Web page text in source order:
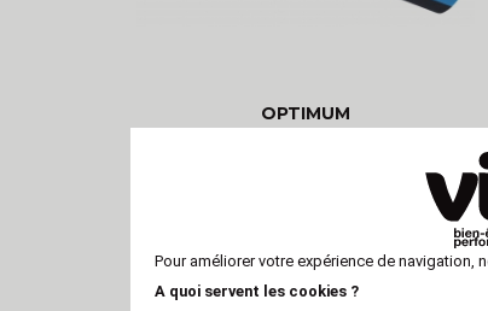
OPTIMUM
Pour améliorer votre expérience de navigation,
A quoi servent les cookies ?